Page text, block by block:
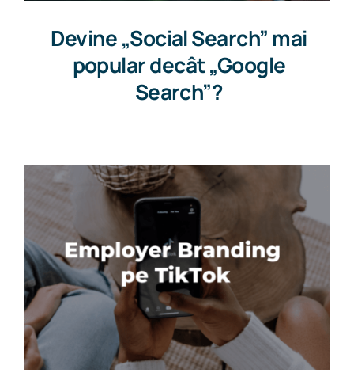
Devine „Social Search” mai
popular decât „Google
Search”?